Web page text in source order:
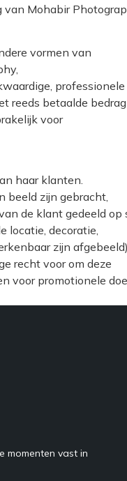
Mohabir
vormen van
professionele
betaalde
voor
haar klanten.
beeld zijn gebracht,
de klant gedeeld op
locatie, decoratie,
zijn afgebeeld)
recht voor om deze
voor promotionele
momenten vast in